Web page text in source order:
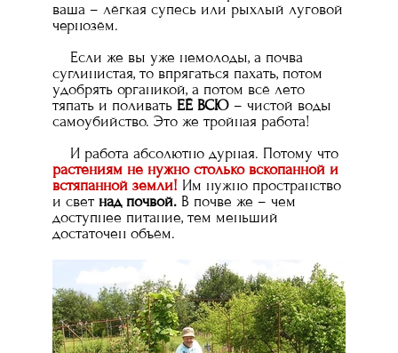
ваша – лёгкая супесь или рыхлый луговой
чернозём.
Если же вы уже немолоды, а почва
суглинистая, то впрягаться пахать, потом
удобрять органикой, а потом всё лето
тяпать и поливать ЕЁ ВСЮ – чистой воды
самоубийство. Это же тройная работа!
И работа абсолютно дурная. Потому что
растениям не нужно столько вскопанной и
встяпанной земли! Им нужно пространство
и свет над почвой. В почве же – чем
доступнее питание, тем меньший
достаточен объём.